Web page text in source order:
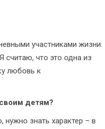
участниками жизни.
считаю, что это одна из
любовь к
детям?
знать характер – в